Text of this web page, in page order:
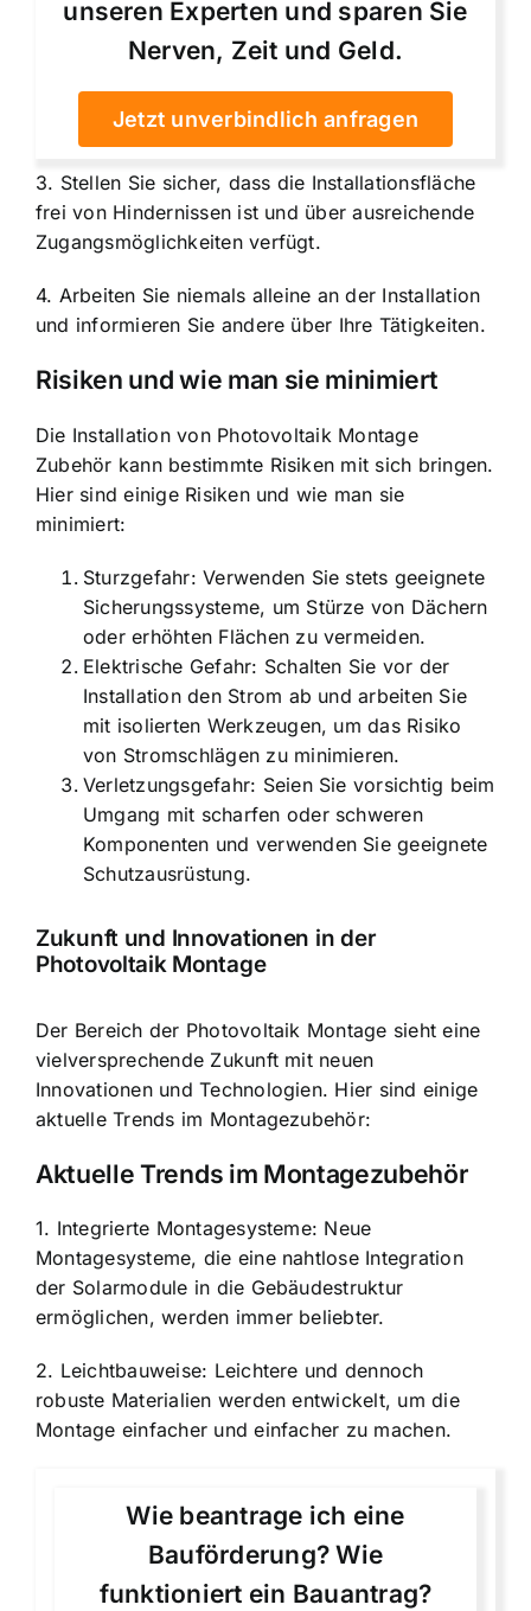
unseren Experten und sparen Sie
Nerven, Zeit und Geld.
Jetzt unverbindlich anfragen
3. Stellen Sie sicher, dass die Installationsfläche
frei von Hindernissen ist und über ausreichende
Zugangsmöglichkeiten verfügt.
4. Arbeiten Sie niemals alleine an der Installation
und informieren Sie andere über Ihre Tätigkeiten.
Risiken und wie man sie minimiert
Die Installation von Photovoltaik Montage
Zubehör kann bestimmte Risiken mit sich bringen.
Hier sind einige Risiken und wie man sie
minimiert:
Sturzgefahr: Verwenden Sie stets geeignete
Sicherungssysteme, um Stürze von Dächern
oder erhöhten Flächen zu vermeiden.
Elektrische Gefahr: Schalten Sie vor der
Installation den Strom ab und arbeiten Sie
mit isolierten Werkzeugen, um das Risiko
von Stromschlägen zu minimieren.
Verletzungsgefahr: Seien Sie vorsichtig beim
Umgang mit scharfen oder schweren
Komponenten und verwenden Sie geeignete
Schutzausrüstung.
Zukunft und Innovationen in der
Photovoltaik Montage
Der Bereich der Photovoltaik Montage sieht eine
vielversprechende Zukunft mit neuen
Innovationen und Technologien. Hier sind einige
aktuelle Trends im Montagezubehör:
Aktuelle Trends im Montagezubehör
1. Integrierte Montagesysteme: Neue
Montagesysteme, die eine nahtlose Integration
der Solarmodule in die Gebäudestruktur
ermöglichen, werden immer beliebter.
2. Leichtbauweise: Leichtere und dennoch
robuste Materialien werden entwickelt, um die
Montage einfacher und einfacher zu machen.
Wie beantrage ich eine
Bauförderung? Wie
funktioniert ein Bauantrag?